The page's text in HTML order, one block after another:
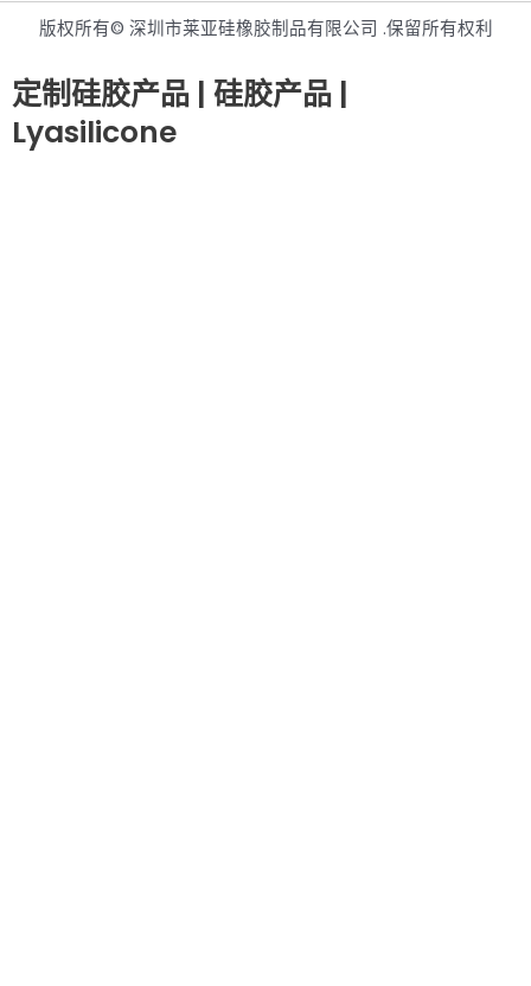
版权所有© 深圳市莱亚硅橡胶制品有限公司 .保留所有权利
定制硅胶产品 | 硅胶产品 |
Lyasilicone